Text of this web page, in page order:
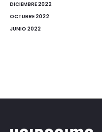
DICIEMBRE 2022
OCTUBRE 2022
JUNIO 2022